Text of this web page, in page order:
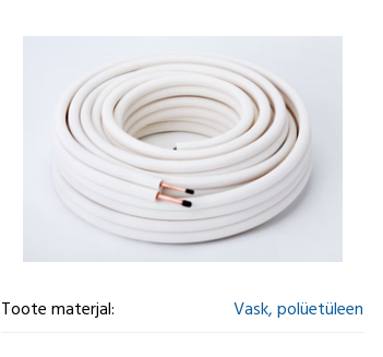
Toote materjal: Vask, polüetüleen